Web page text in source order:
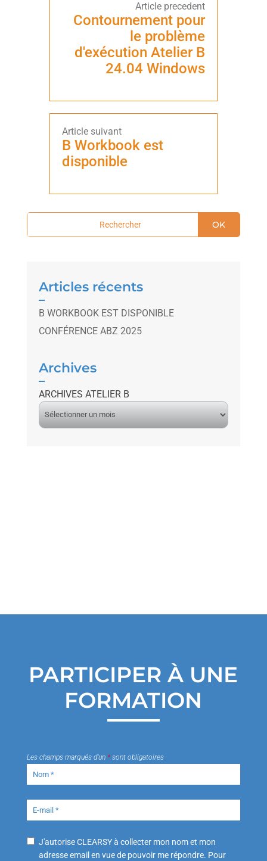
Contournement pour
le problème
d'exécution Atelier B
24.04 Windows
B Workbook est
disponible
OK
Articles récents
B WORKBOOK EST DISPONIBLE
CONFÉRENCE ABZ 2025
Archives
ARCHIVES ATELIER B
A
PARTICIPER À UNE
FORMATION
Les champs marqués d’un *sont obligatoires
J'autorise CLEARSY à collecter mon nom et mon
adresse email en vue de pouvoir me répondre. Pour